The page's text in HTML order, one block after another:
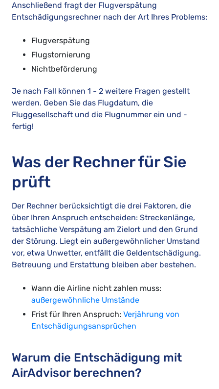
Anschließend fragt der Flugverspätung
Entschädigungsrechner nach der Art Ihres Problems:
Flugverspätung
Flugstornierung
Nichtbeförderung
Je nach Fall können 1 - 2 weitere Fragen gestellt
werden. Geben Sie das Flugdatum, die
Fluggesellschaft und die Flugnummer ein und -
fertig!
Was der Rechner für Sie
prüft
Der Rechner berücksichtigt die drei Faktoren, die
über Ihren Anspruch entscheiden: Streckenlänge,
tatsächliche Verspätung am Zielort und den Grund
der Störung. Liegt ein außergewöhnlicher Umstand
vor, etwa Unwetter, entfällt die Geldentschädigung.
Betreuung und Erstattung bleiben aber bestehen.
Wann die Airline nicht zahlen muss:
außergewöhnliche Umstände
Frist für Ihren Anspruch: Verjährung von
Entschädigungsansprüchen
Warum die Entschädigung mit
AirAdvisor berechnen?